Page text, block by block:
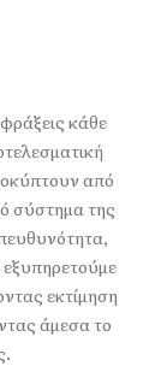
κάθε
από
σύστημα της
εκτίμηση
άμεσα το